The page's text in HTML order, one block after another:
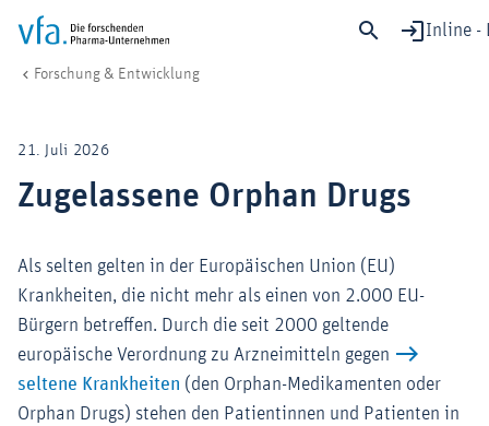
Inline -
Forschung & Entwicklung
Gesundheit & Versorgung
Wirtschaft & Standort
Verband & Mitglieder
Mitglied werden!
Medien
Forschung & Entwicklung
21. Juli 2026
Zugelassene Orphan Drugs
Als selten gelten in der Europäischen Union (EU)
Krankheiten, die nicht mehr als einen von 2.000 EU-
Bürgern betreffen. Durch die seit 2000 geltende
europäische Verordnung zu Arzneimitteln gegen
seltene Krankheiten (den Orphan-Medikamenten oder
Orphan Drugs) stehen den Patientinnen und Patienten in